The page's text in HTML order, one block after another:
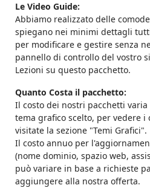
Le Video Guide:
Abbiamo realizzato delle
spiegano nei minimi dettagli
per modificare e gestire senza
pannello di controllo del vostro
Lezioni su questo pacchetto.
Quanto Costa il pacchetto:
Il costo dei nostri pacchetti
tema grafico scelto, per vedere
visitate la sezione "Temi Grafici".
Il costo annuo per
(nome dominio, spazio web,
può variare in base a richieste
aggiungere alla nostra offerta.